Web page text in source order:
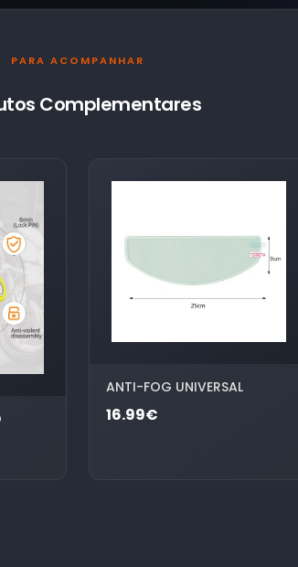
PARA ACOMPANHAR
Complementares
ANTI-FOG UNIVERSAL
16.99€